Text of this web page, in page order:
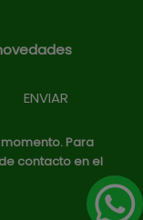
Para
contacto en el